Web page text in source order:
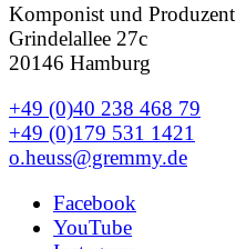
Komponist und Produzent
Grindelallee 27c
20146 Hamburg
+49 (0)40 238 468 79
+49 (0)179 531 1421
o.heuss@gremmy.de
Facebook
YouTube